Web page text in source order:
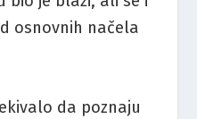
osnovnih načela
da poznaju